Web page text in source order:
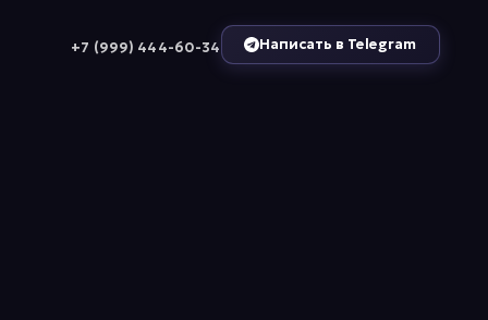
+7 (999) 444-60-34 Написать в Telegram